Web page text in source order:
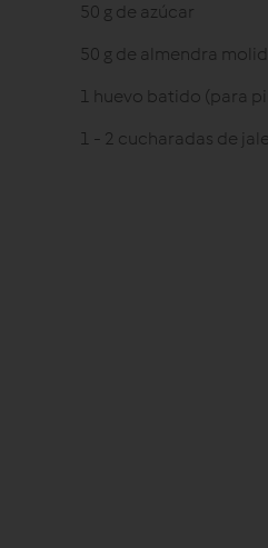
50 g de azúcar
50 g de almendra
1 huevo batido (para
1 - 2 cucharadas de